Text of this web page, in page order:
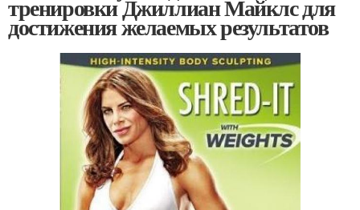
тренировки Джиллиан Майклс для
достижения желаемых результатов